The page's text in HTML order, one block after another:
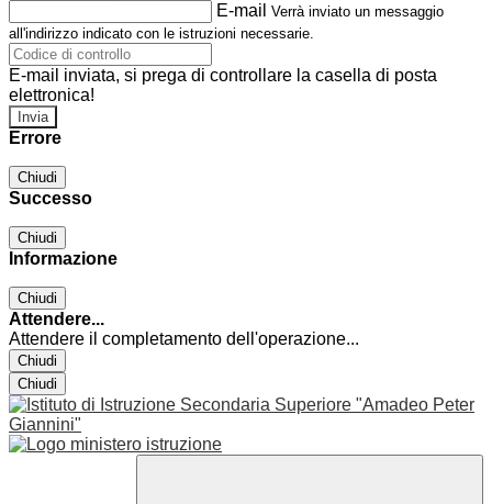
E-mail Verrà inviato un messaggio
all'indirizzo indicato con le istruzioni necessarie.
E-mail inviata, si prega di controllare la casella di posta
elettronica!
Errore
Chiudi
Successo
Chiudi
Informazione
Chiudi
Attendere...
Attendere il completamento dell'operazione...
Chiudi
Chiudi